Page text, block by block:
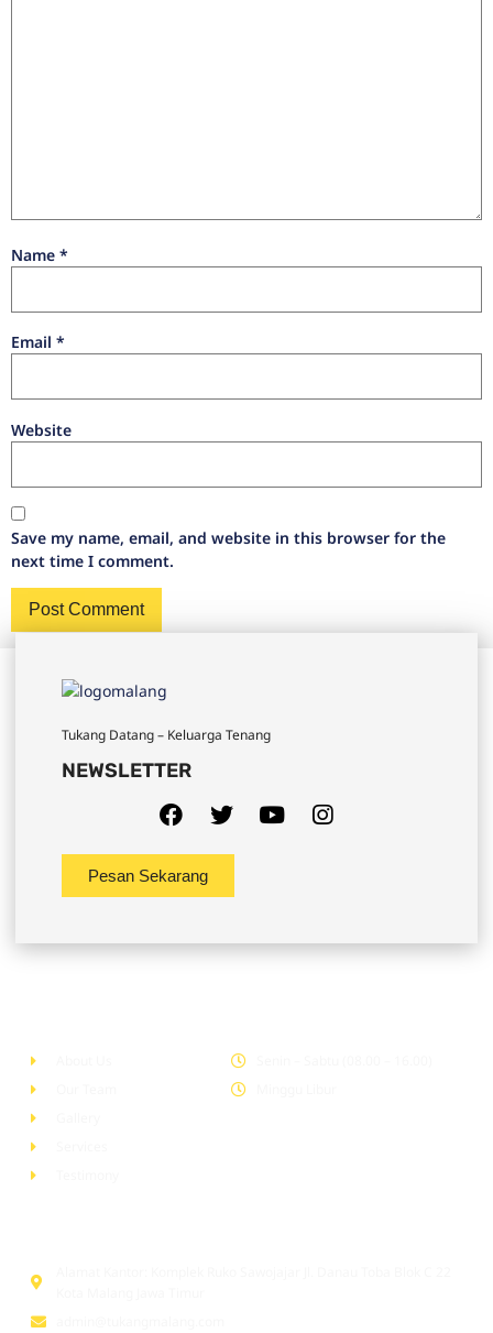
Name *
Email *
Website
Save my name, email, and website in this browser for the
next time I comment.
Tukang Datang – Keluarga Tenang
NEWSLETTER
Pesan Sekarang